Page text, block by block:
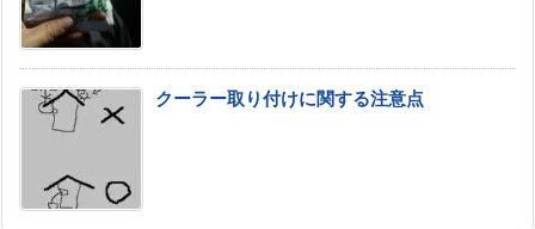
クーラー取り付けに関する注意点